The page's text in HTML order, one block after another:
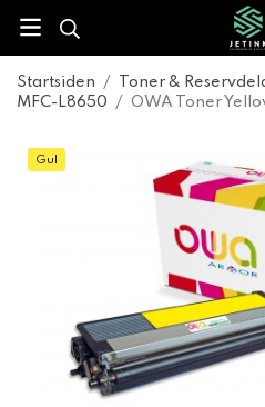
Startsiden / Toner &
MFC-L8650
/ OWA Toner
Gul